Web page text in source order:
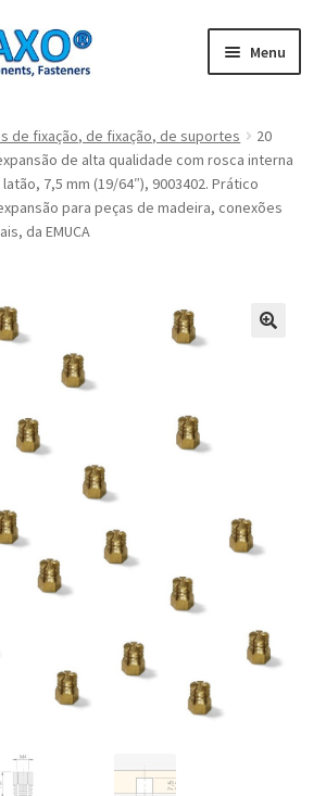
Menu
de fixação, de fixação, de suportes
20
de alta qualidade com rosca interna
7,5 mm (19/64″), 9003402. Prático
para peças de madeira, conexões
da EMUCA